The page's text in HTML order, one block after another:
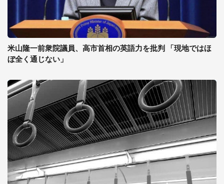
米山隆一前衆院議員、高市首相の英語力を批判 「現地ではほ
ぼ全く通じない」